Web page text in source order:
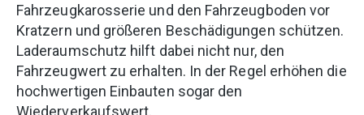
Fahrzeugkarosserie und den Fahrzeugboden vor
Kratzern und größeren Beschädigungen schützen.
Laderaumschutz hilft dabei nicht nur, den
Fahrzeugwert zu erhalten. In der Regel erhöhen die
hochwertigen Einbauten sogar den